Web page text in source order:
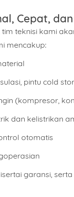
Cepat,
tim teknisi kami
mencakup:
pintu cold
(kompresor,
dan kelistrikan
otomatis
garansi,
Pilih
Isi Pesan